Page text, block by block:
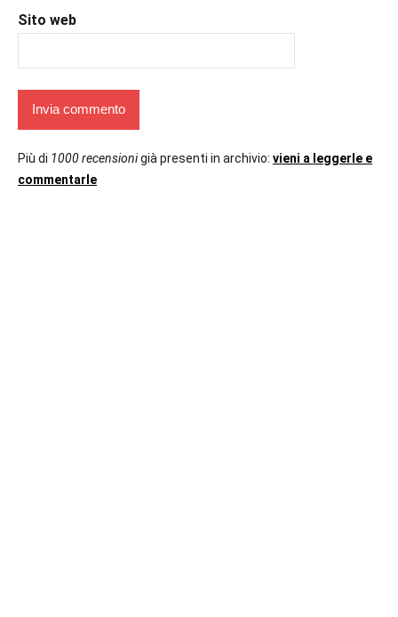
Sito web
Più di 1000 recensionigià presenti in archivio: vieni a leggerle e
commentarle